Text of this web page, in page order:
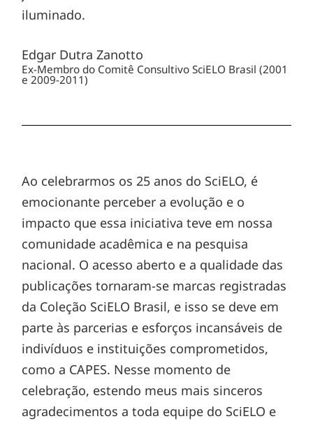
iluminado.
Edgar Dutra Zanotto
Ex-Membro do Comitê Consultivo SciELO Brasil (2001
e 2009-2011)
Ao celebrarmos os 25 anos do SciELO, é
emocionante perceber a evolução e o
impacto que essa iniciativa teve em nossa
comunidade acadêmica e na pesquisa
nacional. O acesso aberto e a qualidade das
publicações tornaram-se marcas registradas
da Coleção SciELO Brasil, e isso se deve em
parte às parcerias e esforços incansáveis de
indivíduos e instituições comprometidos,
como a CAPES. Nesse momento de
celebração, estendo meus mais sinceros
agradecimentos a toda equipe do SciELO e